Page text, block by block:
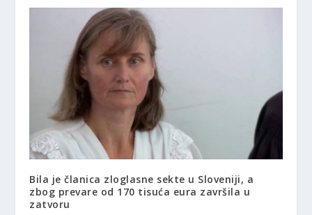
Bila je članica zloglasne sekte u Sloveniji, a
zbog prevare od 170 tisuća eura završila u
zatvoru